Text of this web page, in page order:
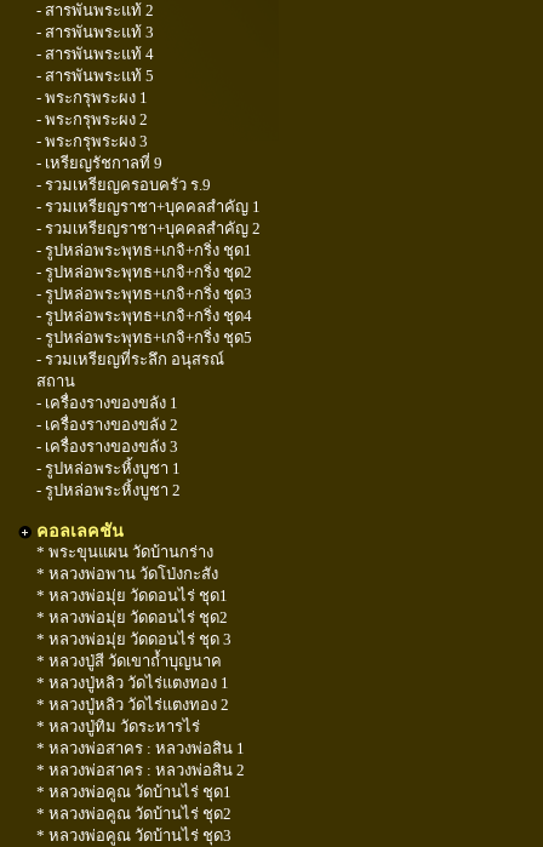
- สารพันพระแท้ 2
- สารพันพระแท้ 3
- สารพันพระแท้ 4
- สารพันพระแท้ 5
- พระกรุพระผง 1
- พระกรุพระผง 2
- พระกรุพระผง 3
- เหรียญรัชกาลที่ 9
- รวมเหรียญครอบครัว ร.9
- รวมเหรียญราชา+บุคคลสำคัญ 1
- รวมเหรียญราชา+บุคคลสำคัญ 2
- รูปหล่อพระพุทธ+เกจิ+กริ่ง ชุด1
- รูปหล่อพระพุทธ+เกจิ+กริ่ง ชุด2
- รูปหล่อพระพุทธ+เกจิ+กริ่ง ชุด3
- รูปหล่อพระพุทธ+เกจิ+กริ่ง ชุด4
- รูปหล่อพระพุทธ+เกจิ+กริ่ง ชุด5
- รวมเหรียญที่ระลึก อนุสรณ์
สถาน
- เครื่องรางของขลัง 1
- เครื่องรางของขลัง 2
- เครื่องรางของขลัง 3
- รูปหล่อพระหิ้งบูชา 1
- รูปหล่อพระหิ้งบูชา 2
คอลเลคชัน
* พระขุนแผน วัดบ้านกร่าง
* หลวงพ่อพาน วัดโป่งกะสัง
* หลวงพ่อมุ่ย วัดดอนไร่ ชุด1
* หลวงพ่อมุ่ย วัดดอนไร่ ชุด2
* หลวงพ่อมุ่ย วัดดอนไร่ ชุด 3
* หลวงปู่สี วัดเขาถ้ำบุญนาค
* หลวงปู่หลิว วัดไร่แตงทอง 1
* หลวงปู่หลิว วัดไร่แตงทอง 2
* หลวงปู่ทิม วัดระหารไร่
* หลวงพ่อสาคร : หลวงพ่อสิน 1
* หลวงพ่อสาคร : หลวงพ่อสิน 2
* หลวงพ่อคูณ วัดบ้านไร่ ชุด1
* หลวงพ่อคูณ วัดบ้านไร่ ชุด2
* หลวงพ่อคูณ วัดบ้านไร่ ชุด3